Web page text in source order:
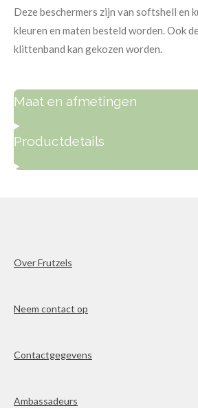
Deze beschermers zijn van softshell en
kleuren en maten besteld worden. Ook
klittenband kan gekozen worden.
Maat en afmetingen
Productdetails
Over Frutzels
Neem contact op
Contactgegevens
Ambassadeurs